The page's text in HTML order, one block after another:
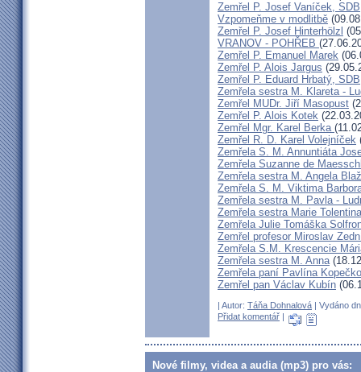
Zemřel P. Josef Vaníček, SDB
Vzpomeňme v modlitbě
Zemřel P. Josef Hinterhölzl
VRANOV - POHŘEB
Zemřel P. Emanuel Marek
Zemřel P. Alois Jargus
Zemřel P. Eduard Hrbatý, SDB
Zemřela sestra M. Klareta -
Zemřel MUDr. Jiří Masopust
Zemřel P. Alois Kotek
Zemřel Mgr. Karel Berka
Zemřel R. D. Karel Volejníček
Zemřela S. M. Annuntiáta
Zemřela Suzanne de
Zemřela sestra M. Angela
Zemřela S. M. Viktima
Zemřela sestra M. Pavla -
Zemřela sestra Marie
Zemřela Julie Tomáška
Zemřel profesor Miroslav
Zemřela S.M. Krescencie
Zemřela sestra M. Anna
Zemřela paní Pavlína
Zemřel pan Václav Kubín
| Autor: Táňa Dohnalová | Vydáno
Přidat komentář |
Nové filmy, videa a audia (mp3) pro vás: